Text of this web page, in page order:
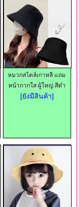
หมวกสไตล์เกาหลี แถม
หน้ากากใส ผู้ใหญ่ สีดำ
[ยังมีสินค้า]